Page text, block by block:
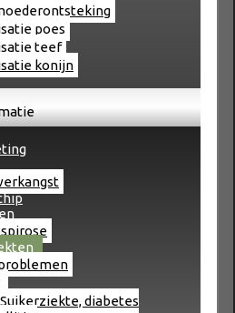
poes
teef
konijn
Suikerziekte, diabetes